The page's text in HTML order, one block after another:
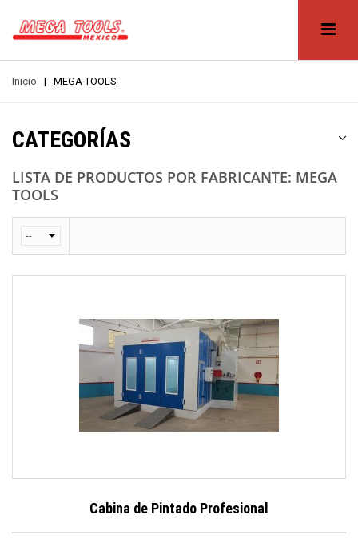
Inicio | MEGA TOOLS
CATEGORÍAS
LISTA DE PRODUCTOS POR FABRICANTE: MEGA
TOOLS
Cabina de Pintado Profesional